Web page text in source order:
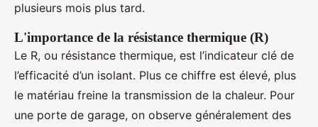
plusieurs mois plus tard.
L'importance de la résistance thermique (R)
Le R, ou résistance thermique, est l’indicateur clé de
l’efficacité d’un isolant. Plus ce chiffre est élevé, plus
le matériau freine la transmission de la chaleur. Pour
une porte de garage, on observe généralement des